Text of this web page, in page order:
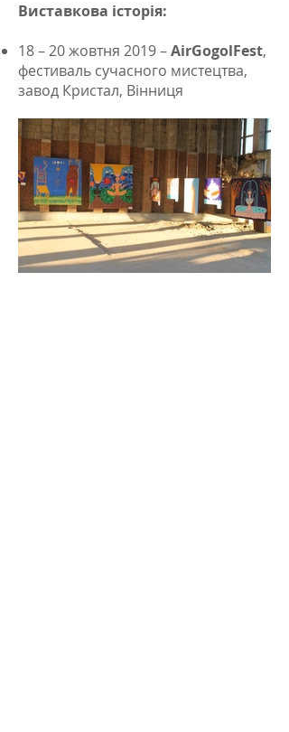
Виставкова історія:
18 – 20 жовтня 2019 –AirGogolFest,
фестиваль сучасного мистецтва,
завод Кристал, Вінниця